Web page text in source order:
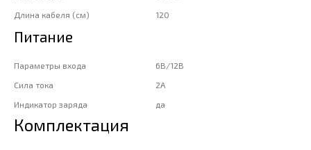
Длина кабеля (см)
120
Питание
Параметры входа
6В/12В
Сила тока
2A
Индикатор заряда
да
Комплектация